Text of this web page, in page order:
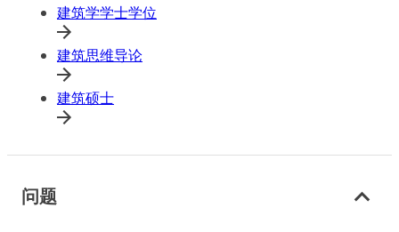
建筑学学士学位
建筑思维导论
建筑硕士
问题